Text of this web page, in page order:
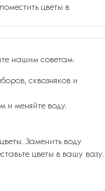
цветы в
нашим советам:
сквозняков и
и меняйте воду.
Заменить воду
цветы в вашу вазу.